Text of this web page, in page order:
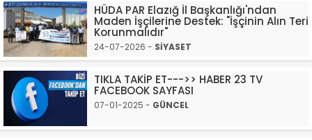
HÜDA PAR Elazığ İl Başkanlığı'ndan
Maden İşçilerine Destek: "İşçinin Alın Teri
Korunmalıdır"
24-07-2026 - SİYASET
TIKLA TAKİP ET--->> HABER 23 TV
FACEBOOK SAYFASI
07-01-2025 - GÜNCEL